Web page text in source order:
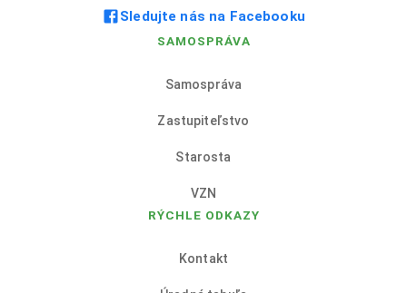
Sledujte nás na Facebooku
SAMOSPRÁVA
Samospráva
Zastupiteľstvo
Starosta
VZN
RÝCHLE ODKAZY
Kontakt